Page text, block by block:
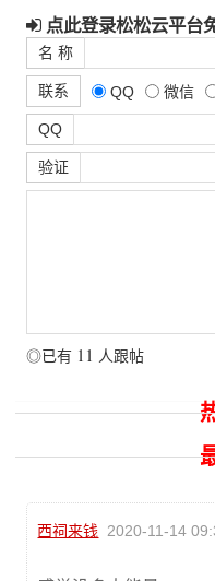
点此登录松松云平台
名 称
联系 QQ 微信
QQ
验证
◎已有 11 人跟帖
西祠来钱 2020-11-14